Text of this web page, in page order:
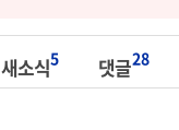
새소식5 댓글28